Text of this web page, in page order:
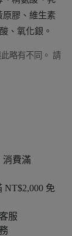
原膠、維生素
、氧化銀。
略有不同。 請
消費滿
免
服